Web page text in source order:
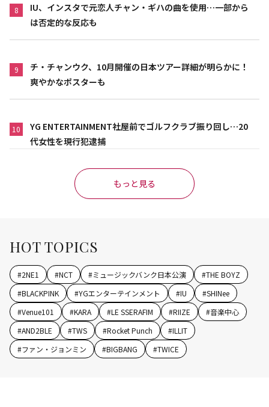
8
IU、インスタで元恋人チャン・ギハの曲を使用…一部から
は否定的な反応も
9
チ・チャンウク、10月開催の日本ツアー詳細が明らかに！
爽やかなポスターも
10
YG ENTERTAINMENT社屋前でゴルフクラブ振り回し…20
代女性を現行犯逮捕
もっと見る
HOT TOPICS
#2NE1 #NCT #ミュージックバンク日本公演 #THE BOYZ
#BLACKPINK #YGエンターテインメント #IU #SHINee
#Venue101 #KARA #LE SSERAFIM #RIIZE #音楽中心
#AND2BLE #TWS #Rocket Punch #ILLIT
#ファン・ジョンミン #BIGBANG #TWICE